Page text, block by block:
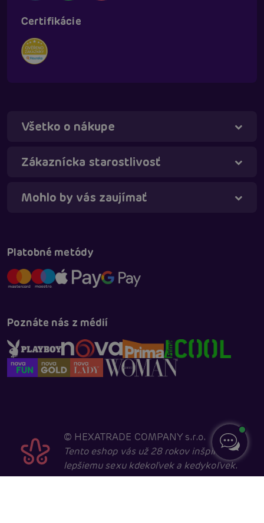
Certifikácie
Všetko o nákupe
Zákaznícka starostlivosť
Mohlo by vás zaujímať
Platobné metódy
Poznáte nás z médií
© HEXATRADE COMPANY s.r.o.
Tento eshop vás už 28 rokov inšpiruje k
lepšiemu sexu kdekoľvek a kedykoľvek.
Táňa - virtuálna asistentka